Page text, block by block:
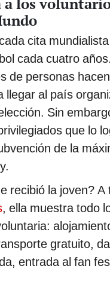
cita
cada cuatro
de personas
llegar al país
Sin
que lo
de la
recibió la joven? A
, ella muestra todo
gratuito,
entrada al fan